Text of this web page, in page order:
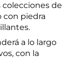
colecciones de
con piedra
a lo largo
con la